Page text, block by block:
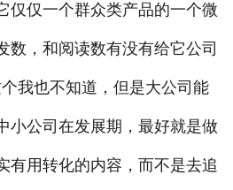
仅仅一个群众类产品的一个微
数，和阅读数有没有给它公司
我也不知道，但是大公司能
小公司在发展期，最好就是做
有用转化的内容，而不是去追